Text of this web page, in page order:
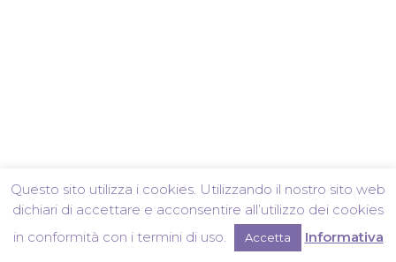
Questo sito utilizza i cookies. Utilizzando il nostro sito web
dichiari di accettare e acconsentire all’utilizzo dei cookies
in conformità con i termini di uso.
Accetta Informativa